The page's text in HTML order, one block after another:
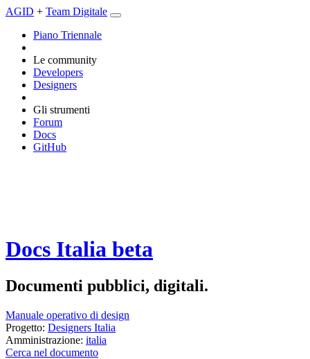
AGID + Team Digitale
Piano Triennale
Le community
Developers
Designers
Gli strumenti
Forum
Docs
GitHub
Docs Italia beta
Documenti pubblici, digitali.
Manuale operativo di design
Progetto: Designers Italia
Amministrazione: italia
Cerca nel documento